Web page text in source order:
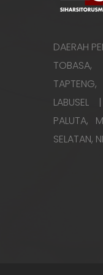
DAERAH
TOBASA,
LABUSEL
PALUTA,
SELATAN,